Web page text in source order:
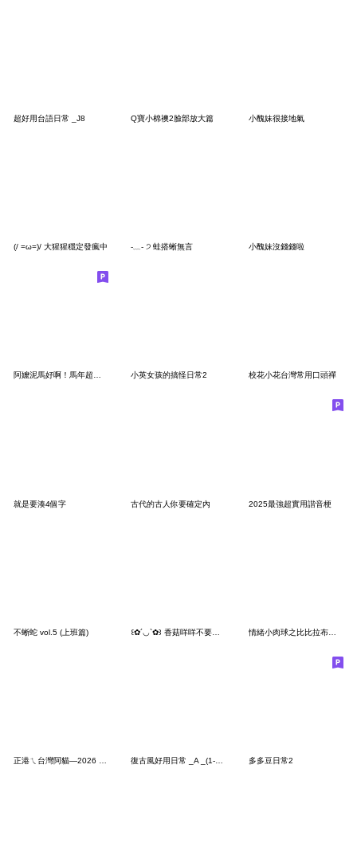
超好用台語日常 _J8 Q寶小棉襖2臉部放大篇 小醜妹很接地氣
(/ =ω=)/ 大猩猩穩定發瘋中 -﹏- ੭ 蛙搭蜥無言 小醜妹沒錢錢啦
阿嬤泥馬好啊！馬年超有梗道地台語| 大貼圖 小英女孩的搞怪日常2 校花小花台灣常用口頭禪
就是要湊4個字 古代的古人你要確定內 2025最強超實用諧音梗
不蜥蛇 vol.5 (上班篇) 情緒小肉球之比比拉布台灣口頭禪
正港ㄟ台灣阿貓—2026 LET'S DRAW 復古風好用日常 _A _(1-40) 多多豆日常2